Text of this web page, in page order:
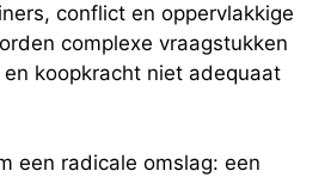
conflict en oppervlakkige
complexe vraagstukken
koopkracht niet adequaat
een radicale omslag: een